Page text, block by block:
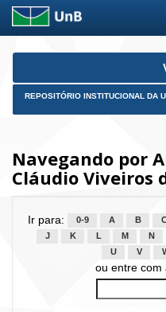
Skip
REPOSITÓRIO INSTITUCIONAL DA
Navegando por
Cláudio Viveiros
Ir para: 0-9 A B
J
K L M N
U
V
ou entre com